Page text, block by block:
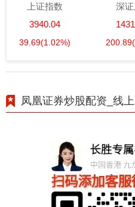
上证指数
3940.04
39.69(1.02%)
深
200.89
凤凰证券炒股配资_线